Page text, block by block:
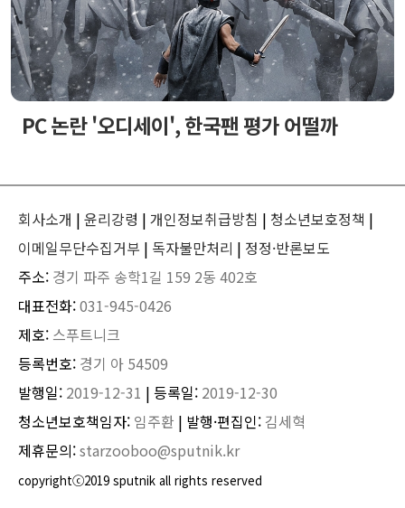
PC 논란 '오디세이', 한국팬 평가 어떨까
회사소개 | 윤리강령 | 개인정보취급방침 | 청소년보호정책 |
이메일무단수집거부 | 독자불만처리 | 정정·반론보도
주소: 경기 파주 송학1길 159 2동 402호
대표전화:031-945-0426
제호: 스푸트니크
등록번호: 경기 아 54509
발행일: 2019-12-31 | 등록일: 2019-12-30
청소년보호책임자: 임주환 | 발행·편집인: 김세혁
제휴문의:starzooboo@sputnik.kr
copyrightⓒ2019 sputnik all rights reserved